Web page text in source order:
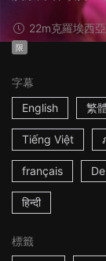
22m克羅埃西亞
限
字幕
English
繁
Tiếng Việt
français
हिन्दी
標籤